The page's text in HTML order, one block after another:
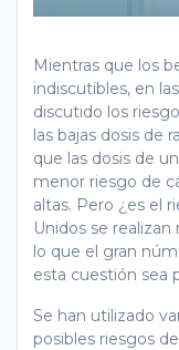
Mientras que los
indiscutibles, en
discutido los
las bajas dosis de
que las dosis de
menor riesgo de
altas. Pero ¿es el
Unidos se
lo que el gran
esta cuestión sea
Se han utilizado
posibles riesgos